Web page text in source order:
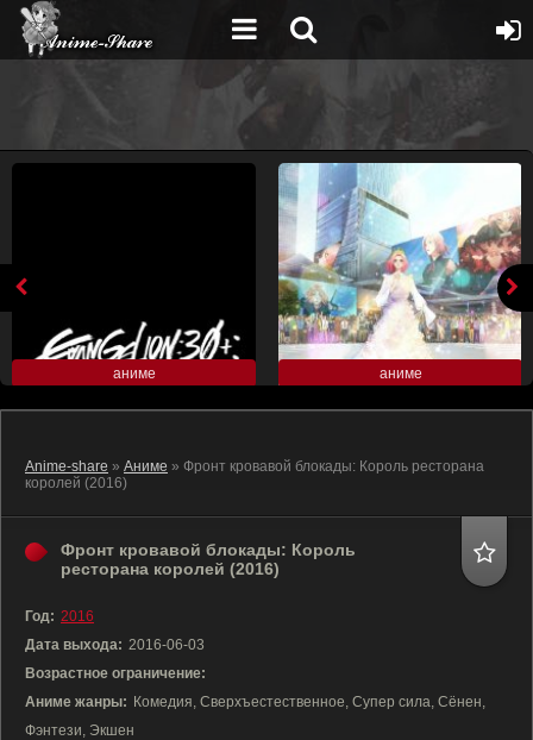
аниме аниме
Anime-share » Аниме » Фронт кровавой блокады: Король ресторана
королей (2016)
Фронт кровавой блокады: Король
ресторана королей (2016)
Год: 2016
Дата выхода: 2016-06-03
Возрастное ограничение:
Аниме жанры: Комедия, Сверхъестественное, Супер сила, Сёнен,
Фэнтези, Экшен